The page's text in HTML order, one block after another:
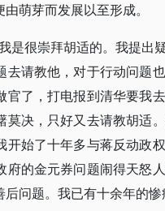
萌芽而发展以至形成。
是很崇拜胡适的。我提出
去请教他，对于行动问题
官了，打电报到清华要我
莫决，只好又去请教胡适
开始了十年多与蒋反动政
府的金元券问题闹得天怒
问题。我已有十余年的